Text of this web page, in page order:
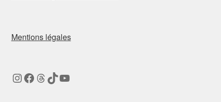
Mentions légales
Instagram
Facebook
Threads
TikTok
YouTube